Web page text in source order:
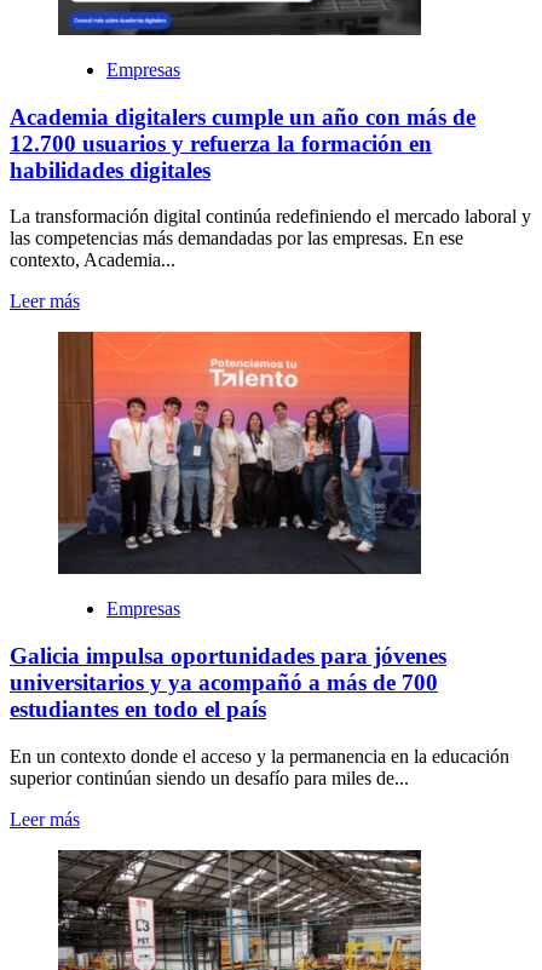
Empresas
Academia digitalers cumple un año con más de
12.700 usuarios y refuerza la formación en
habilidades digitales
La transformación digital continúa redefiniendo el mercado laboral y
las competencias más demandadas por las empresas. En ese
contexto, Academia...
Leer más
Empresas
Galicia impulsa oportunidades para jóvenes
universitarios y ya acompañó a más de 700
estudiantes en todo el país
En un contexto donde el acceso y la permanencia en la educación
superior continúan siendo un desafío para miles de...
Leer más